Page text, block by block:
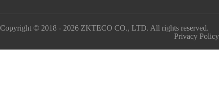
Copyright © 2018 - 2026 ZKTECO CO., LTD. All rights reserved.
Privacy Policy